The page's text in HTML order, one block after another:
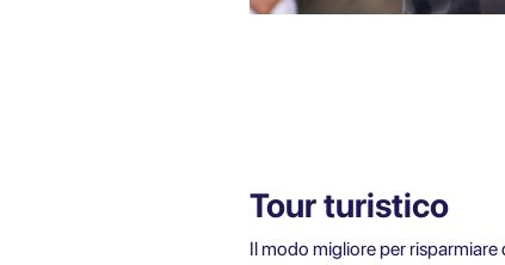
Tour turistico
Il modo migliore per